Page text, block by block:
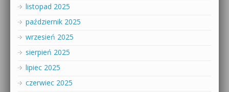
listopad 2025
październik 2025
wrzesień 2025
sierpień 2025
lipiec 2025
czerwiec 2025